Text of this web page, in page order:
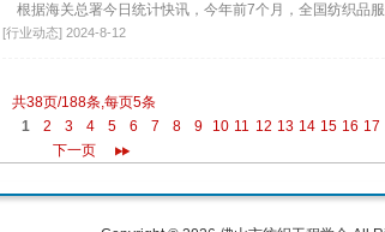
根据海关总署今日统计快讯，今年前7个月，全国纺织品
[行业动态] 2024-8-12
共38页/188条,每页5条
1
2 3 4 5 6 7 8 9 10 11 12 13 14 15 16 17
下一页